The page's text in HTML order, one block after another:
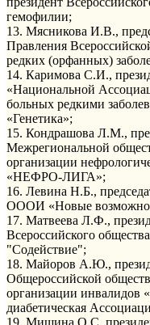
гемофилии;
13. Мясникова И.В.,
Правления
редких (орфанных)
14. Каримова С.И.,
«Национальной
больных редкими
«Генетика»;
15. Кондрашова Л.М.,
Межрегиональной
организации
«НЕФРО-ЛИГА»;
16. Левина Н.Б.,
ОООИ «Новые
17. Матвеева Л.Ф.,
Всероссийского
"Содействие";
18. Майоров А.Ю.,
Общероссийской
организации инвалидов
диабетическая
19. Мишина О.С.